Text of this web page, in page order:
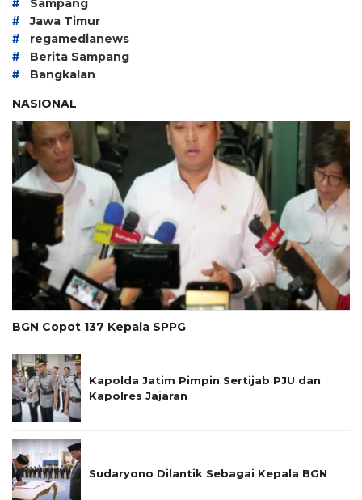
# Sampang
# Jawa Timur
# regamedianews
# Berita Sampang
#
Bangkalan
NASIONAL
BGN Copot 137 Kepala SPPG
Kapolda Jatim Pimpin Sertijab PJU dan
Kapolres Jajaran
Sudaryono Dilantik Sebagai Kepala BGN